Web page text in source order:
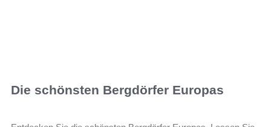
Die schönsten Bergdörfer Europas